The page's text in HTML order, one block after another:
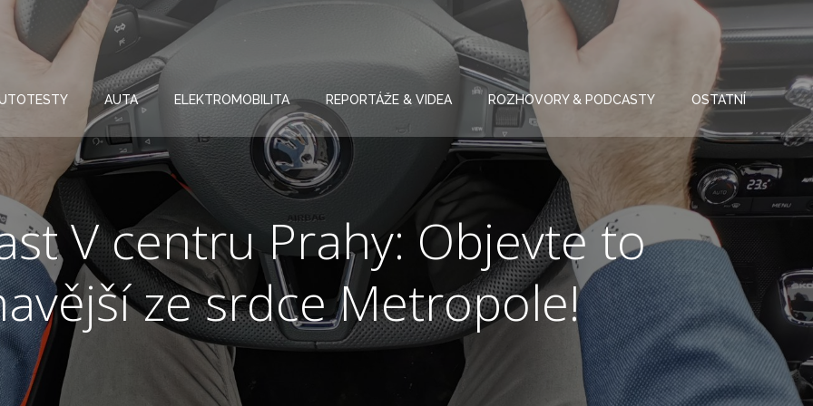
AUTA ELEKTROMOBILITA REPORTÁŽE & VIDEA ROZHOVORY & PODCASTY OSTATNÍ
V centru Prahy: Objevte to
ze srdce Metropole!